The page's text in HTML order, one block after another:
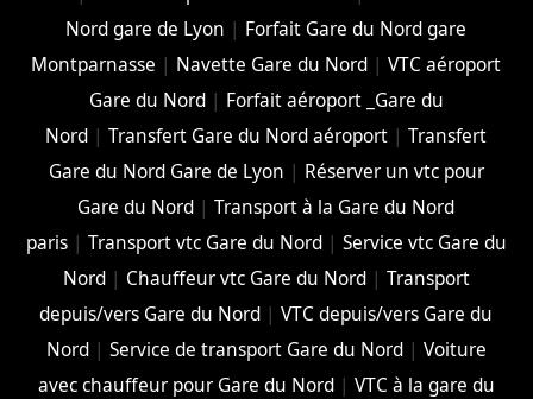
Nord gare de Lyon | Forfait Gare du Nord gare
Montparnasse | Navette Gare du Nord |VTC aéroport
Gare du Nord| Forfait aéroport _Gare du
Nord |Transfert Gare du Nord aéroport |Transfert
Gare du Nord Gare de Lyon | Réserver un vtc pour
Gare du Nord |Transport à la Gare du Nord
paris| Transport vtc Gare du Nord| Service vtc Gare du
Nord| Chauffeur vtc Gare du Nord| Transport
depuis/vers Gare du Nord |VTC depuis/vers Gare du
Nord| Service de transport Gare du Nord| Voiture
avec chauffeur pour Gare du Nord| VTC à la gare du